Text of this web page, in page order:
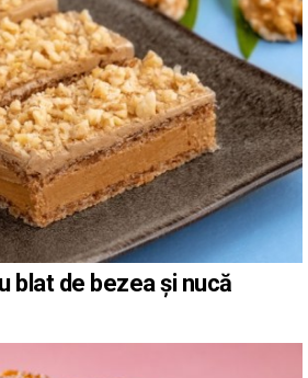
blat de bezea și nucă